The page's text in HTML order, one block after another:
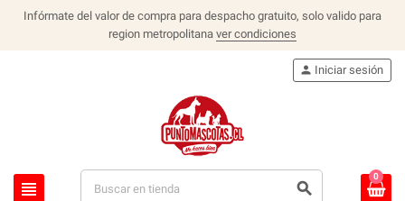
Infórmate del valor de compra para despacho gratuito, solo valido para
region metropolitana ver condiciones
view_headline search
person Iniciar sesión
0